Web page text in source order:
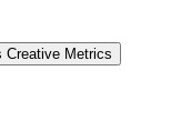
Creative Metrics